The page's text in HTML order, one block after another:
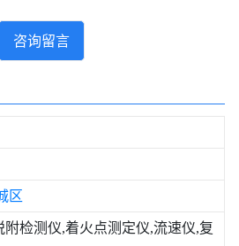
咨询留言
区
附检测仪,着火点测定仪,流速仪,复